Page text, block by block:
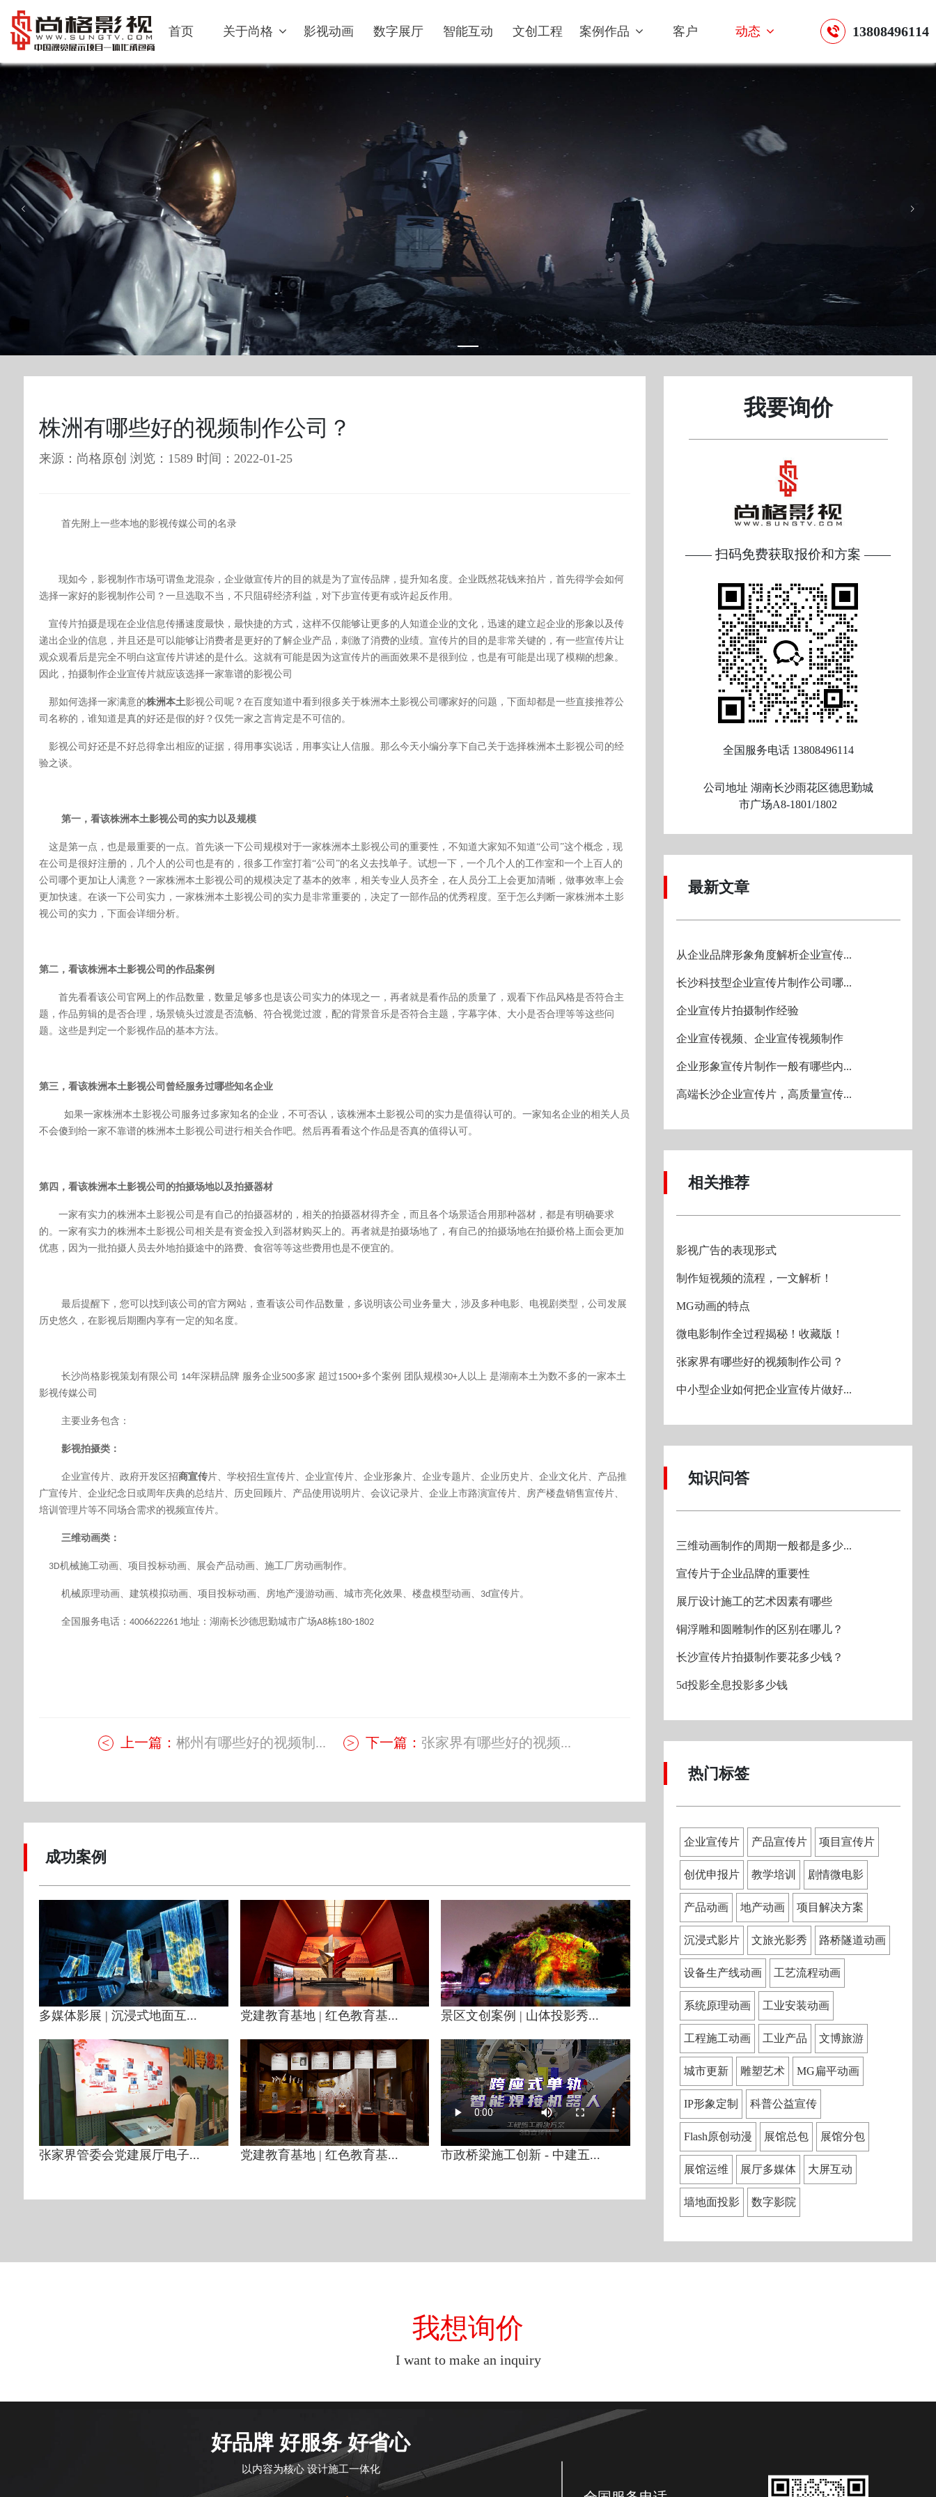
首页 关于尚格 影视动画 数字展厅 智能互动 文创工程 案例作品 客户 动态 13808496114
株洲有哪些好的视频制作公司？
来源：尚格原创 浏览：1589 时间：2022-01-25
首先附上一些本地的影视传媒公司的名录
现如今，影视制作市场可谓鱼龙混杂，企业做宣传片的目 ‌‌的就是为了宣传品牌，提升知名度。企业既然花钱来拍片，首先得学会如何
选择一家好的影视制作公司？一旦选取不当，不只阻碍经济利益，对下步宣传更有或许起反作用。
宣传片拍摄是现在企业信息传播速度最快，最快捷的方式，这样不仅能够让更多的人知道企业的文化，迅速的建立起企业的形象以及传
递出企业的信息，并且还是可以能够让消费者是更好的了解企业产品，刺激了消费的业绩。宣传片的目的是非常关键的，有一些宣传片让
观众观看后是完全不明白这宣传片讲述的是什么。这就有可能是因为这宣传片的画面效果不是很到位，也是有可能是出现了模糊的想象。
因此，拍摄制作企业宣传片就应该选择一家靠谱的影视公司
那如何选择一家满意的株洲本土影视公司呢？在百度知道中看到很多关于株洲本土影视公司哪家好的问题，下面却都是一些直接推荐公
司名称的，谁知道是真的好还是假的好？仅凭一家之言肯定是不可信的。
影视公司好还是不好总得拿出相应的证据，得用事实说话，用事实让人信服。那么今天小编分享下自己关于选择株洲本土影视公司的经
验之谈。
第一， 看该株洲本土影视公司的实力以及规模
这是第一点，也是最重要的一点。首先谈一下公司规模对于一家株洲本土影视公司的重要性，不知道大家知不知道“公司”这个概念，现
在公司是很好注册的，几个人的公司也是有的，很多工作室打着“公司”的名义去找单子。试想一下，一个几个人的工作室和一个上百人的
公司哪个更加让人满意？一家株洲本土影视公司的规模决定了基本的效率，相关专业人员齐全，在人员分工上会更加清晰，做事效率上会
更加快速。在谈一下公司实力，一家株洲本土影视公司的实力是非常重要的，决定了一部作品的优秀程度。至于怎么判断一家株洲本土影
视公司的实力，下面会详细分析。
第二， 看该株洲本土影视公司的作品案例
首先看看该公司官网上的作品数量，数量足够多也是该公司实力的体现之一，再者就是看作品的质量了，观看下作品风格是否符合主
题，作品剪辑的是否合理，场景镜头过渡是否流畅、符合视觉过渡，配的背景音乐是否符合主题，字幕字体、大小是否合理等等这些问
题。这些是判定一个影视作品的基本方法。
第三， 看该株洲本土影视公司曾经服务过哪些知名企业
如果一家株洲本土影视公司服务过多家知名的企业，不可否认，该株洲本土影视公司的实力是值得认可的。一家知名企业的相关人员
不会傻到给一家不靠谱的株洲本土影视公司进行相关合作吧。然后再看看这个作品是否真的值得认可。
第四， 看该株洲本土影视公司的拍摄场地以及拍摄器材
一家有实力的株洲本土影视公司是有自己的拍摄器材的，相关的拍摄器材得齐全，而且各个场景适合用那种器材，都是有明确要求
的。一家有实力的株洲本土影视公司相关是有资金投入到器材购买上的。再者就是拍摄场地了，有自己的拍摄场地在拍摄价格上面会更加
优惠，因为一批拍摄人员去外地拍摄途中的路费、食宿等等这些费用也是不便宜的。
最后提醒下，您可以找到该公司的官方网站，查看该公司作品数量，多说明该公司业务量大，涉及多种电影、电视剧类型，公司发展
历史悠久，在影视后期圈内享有一定的知名度。
长沙尚格影视策划有限公司 14年深耕品牌 服务企业500多家 超过1500+多个案例 团队规模30+人以上 是湖南本土为数不多的一家本土
影视传媒公司
主要业务包含：
影视拍摄类：
企业宣传片、政府开发区招商宣传片、学校招生宣传片、企业宣传片、企业形象片、企业专题片、企业历史片、企业文化片、产品推
广宣传片、企业纪念日或周年庆典的总结片、历史回顾片、产品使用说明片、会议记录片、企业上市路演宣传片、房产楼盘销售宣传片、
培训管理片等不同场合需求的视频宣传片。
三维动画类：
3D机械施工动画、项目投标动画、展会产品动画、施工厂房动画制作。
机械原理动画、建筑模拟动画、项目投标动画、房地产漫游动画、城市亮化效果、楼盘模型动画、 3d宣传片。
全国服务电话： 4006622261 地址：湖南长沙德思勤城市广场A8栋180-1802
上一篇： 郴州有哪些好的视频制... 下一篇： 张家界有哪些好的视频...
成功案例
多媒体影展 | 沉浸式地面互... 党建教育基地 | 红色教育基... 景区文创案例 | 山体投影秀...
张家界管委会党建展厅电子... 党建教育基地 | 红色教育基... 市政桥梁施工创新 - 中建五...
我要询价
—— 扫码免费获取报价和方案 ——
全国服务电话 13808496114
公司地址 湖南长沙雨花区德思勤城
市广场A8-1801/1802
最新文章
从企业品牌形象角度解析企业宣传...
长沙科技型企业宣传片制作公司哪...
企业宣传片拍摄制作经验
企业宣传视频、企业宣传视频制作
企业形象宣传片制作一般有哪些内...
高端长沙企业宣传片，高质量宣传...
相关推荐
影视广告的表现形式
制作短视频的流程，一文解析！
MG动画的特点
微电影制作全过程揭秘！收藏版！
张家界有哪些好的视频制作公司？
中小型企业如何把企业宣传片做好...
知识问答
三维动画制作的周期一般都是多少...
宣传片于企业品牌的重要性
展厅设计施工的艺术因素有哪些
铜浮雕和圆雕制作的区别在哪儿？
长沙宣传片拍摄制作要花多少钱？
5d投影全息投影多少钱
热门标签
企业宣传片 产品宣传片 项目宣传片
创优申报片 教学培训 剧情微电影
产品动画 地产动画 项目解决方案
沉浸式影片 文旅光影秀 路桥隧道动画
设备生产线动画 工艺流程动画
系统原理动画 工业安装动画
工程施工动画 工业产品 文博旅游
城市更新 雕塑艺术 MG扁平动画
IP形象定制 科普公益宣传
Flash原创动漫 展馆总包 展馆分包
展馆运维 展厅多媒体 大屏互动
墙地面投影 数字影院
我想询价
I want to make an inquiry
好品牌 好服务 好省心
以内容为核心 设计施工一体化